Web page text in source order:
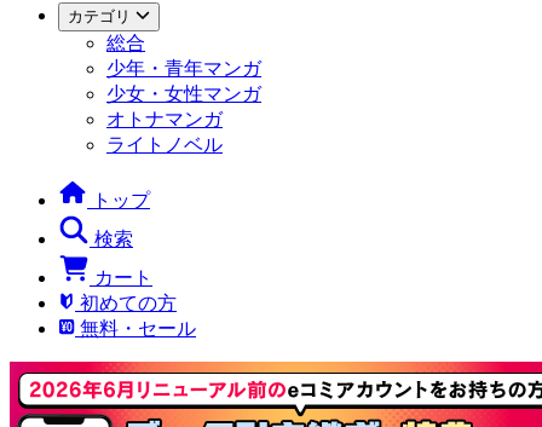
カテゴリ
総合
少年・青年マンガ
少女・女性マンガ
オトナマンガ
ライトノベル
トップ
検索
カート
初めての方
無料・セール